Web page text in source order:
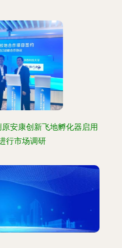
安康创新飞地孵化器启用
行市场调研